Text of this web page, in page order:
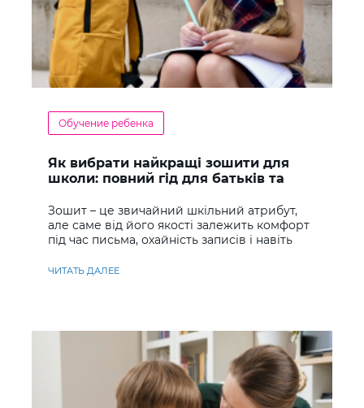
Обучение ребенка
Як вибрати найкращі зошити для
школи: повний гід для батьків та
Зошит – це звичайний шкільний атрибут,
але саме від його якості залежить комфорт
під час письма, охайність записів і навіть
ЧИТАТЬ ДАЛЕЕ